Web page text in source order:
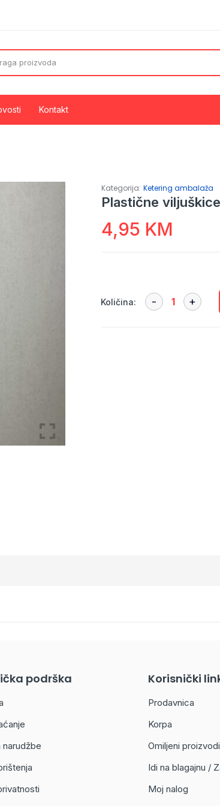
Aluminijumske posude i ovali
Kontakt
Kategorija: Ketering ambalaža
Plastične
4,95 KM
Količina:
podrška
narudžbe
Korisnički
Prodavnica
Korpa
Omiljeni proizvodi
Idi na blagajnu /
Moj nalog